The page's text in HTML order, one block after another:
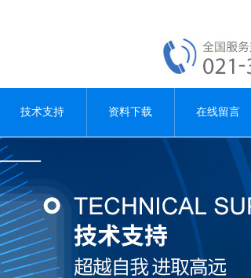
技术支持 资料下载 在线留言